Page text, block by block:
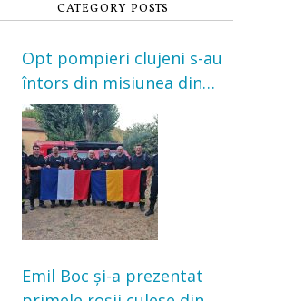
CATEGORY POSTS
Opt pompieri clujeni s-au
întors din misiunea din
Franța. Au intervenit la
incendii de vegetație și
pădure
Emil Boc și-a prezentat